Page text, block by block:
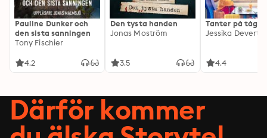
Pauline Dunker och
den sista sanningen
Tony Fischier
4.2
Den tysta handen
Jonas Moström
3.5
Tanter på tåg
Jessika Devert
4.4
Därför kommer